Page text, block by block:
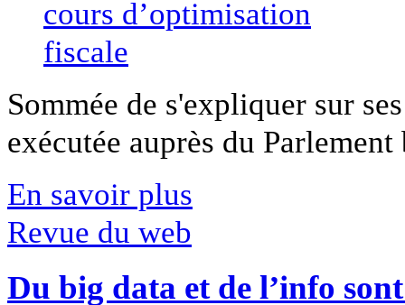
Sommée de s'expliquer sur
exécutée auprès du
En savoir plus
Revue du web
Du big data et de l’info